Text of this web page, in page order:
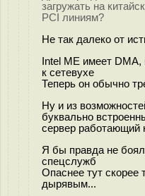
загружать на
PCI линиям?
Не так далеко от
Intel ME имеет
к сетевухе
Теперь он обычно
Ну и из
буквально
сервер работающий
Я бы правда не
спецслужб
Опаснее тут скорее
дырявым...